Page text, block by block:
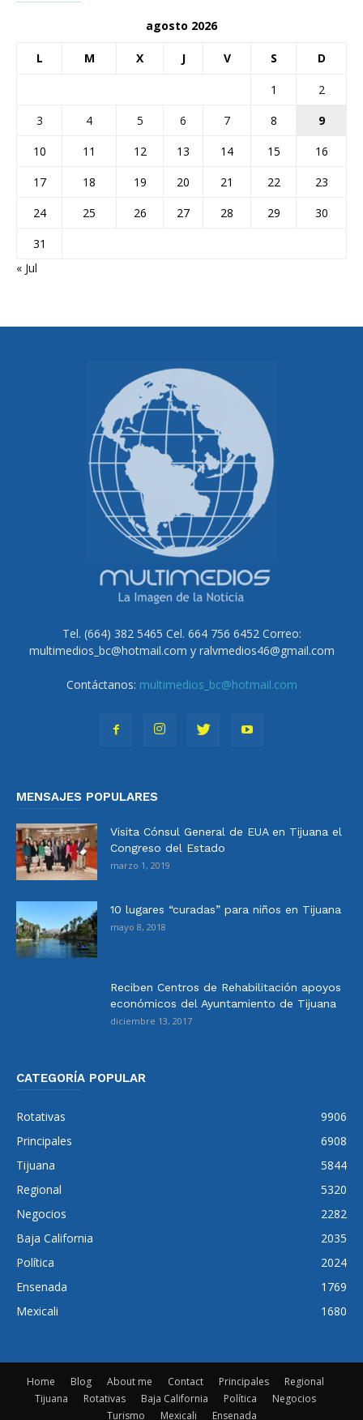
agosto 2026
L M X J V S D
1
2
3
4 5 6 7 8
9
10
11 12 13 14 15
16
17
18 19 20 21 22
23
24
25 26 27 28 29
30
31
« Jul
Tel. (664) 382 5465 Cel. 664 756 6452 Correo:
multimedios_bc@hotmail.com y ralvmedios46@gmail.com
Contáctanos: multimedios_bc@hotmail.com
MENSAJES POPULARES
Visita Cónsul General de EUA en Tijuana el
Congreso del Estado
marzo 1, 2019
10 lugares “curadas” para niños en Tijuana
mayo 8, 2018
Reciben Centros de Rehabilitación apoyos
económicos del Ayuntamiento de Tijuana
diciembre 13, 2017
CATEGORÍA POPULAR
Rotativas
9906
Principales
6908
Tijuana
5844
Regional
5320
Negocios
2282
Baja California
2035
Política
2024
Ensenada
1769
Mexicali
1680
Home Blog About me Contact Principales
Regional
Tijuana
Rotativas Baja California Política
Negocios
Turismo
Mexicali Ensenada